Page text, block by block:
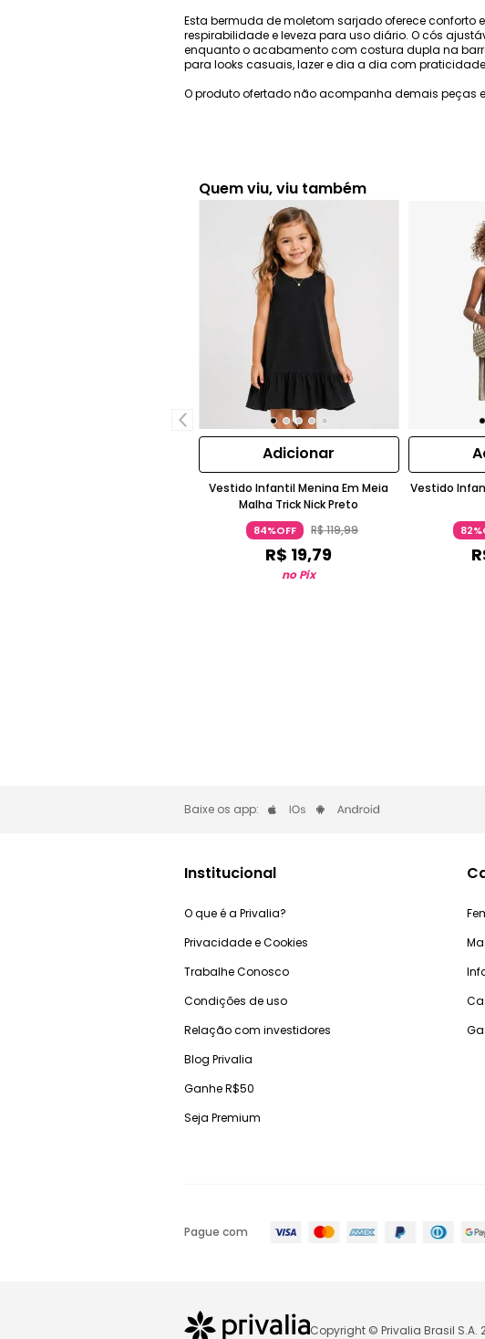
Esta bermuda de moletom sarjado oferece conforto e
respirabilidade e leveza para uso diário. O cós
enquanto o acabamento com costura dupla na
para looks casuais, lazer e dia a dia com
O produto ofertado não acompanha demais peças
Quem viu, viu também
Adicionar
Vestido Infantil Menina Em Meia
Malha Trick Nick Preto
84%OFF R$119,99
R$ 19,79
no Pix
Vestido
Baixe os app:
Institucional
O que é a Privalia?
Privacidade e Cookies
Trabalhe Conosco
Condições de uso
Relação com investidores
Blog Privalia
Ganhe R$50
Seja Premium
Pague com
Copyright © Privalia Brasil S.A.